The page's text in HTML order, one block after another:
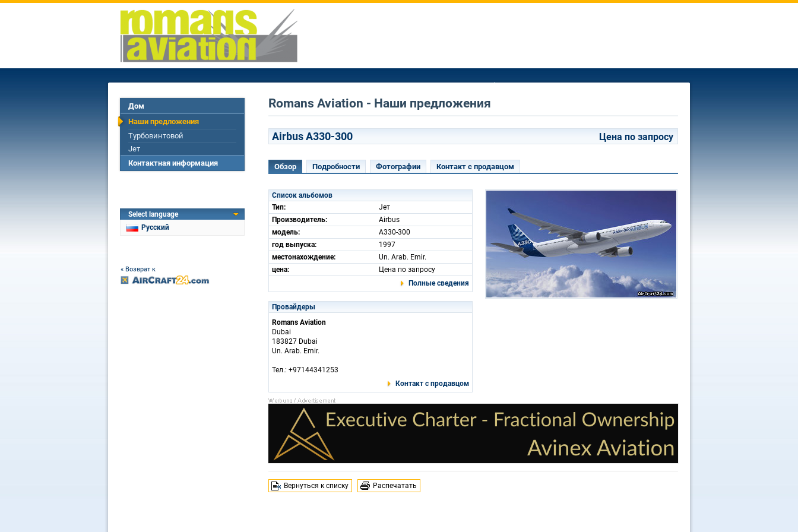
Дом
Наши предложения
Турбовинтовой
Jет
Контактная информация
Select language
Русский
« Возврат к
Romans Aviation - Наши предложения
Airbus A330-300 Цена по запросу
Обзор Подробности Фотографии Контакт с продавцом
Список альбомов
Тип:
Jет
Производитель:
Airbus
модель:
A330-300
год выпуска:
1997
местонахождение:
Un. Arab. Emir.
цена:
Цена по запросу
Полные сведения
Провайдеры
Romans Aviation
Dubai
183827 Dubai
Un. Arab. Emir.
Тел.: +97144341253
Контакт с продавцом
Вернуться к списку Распечатать